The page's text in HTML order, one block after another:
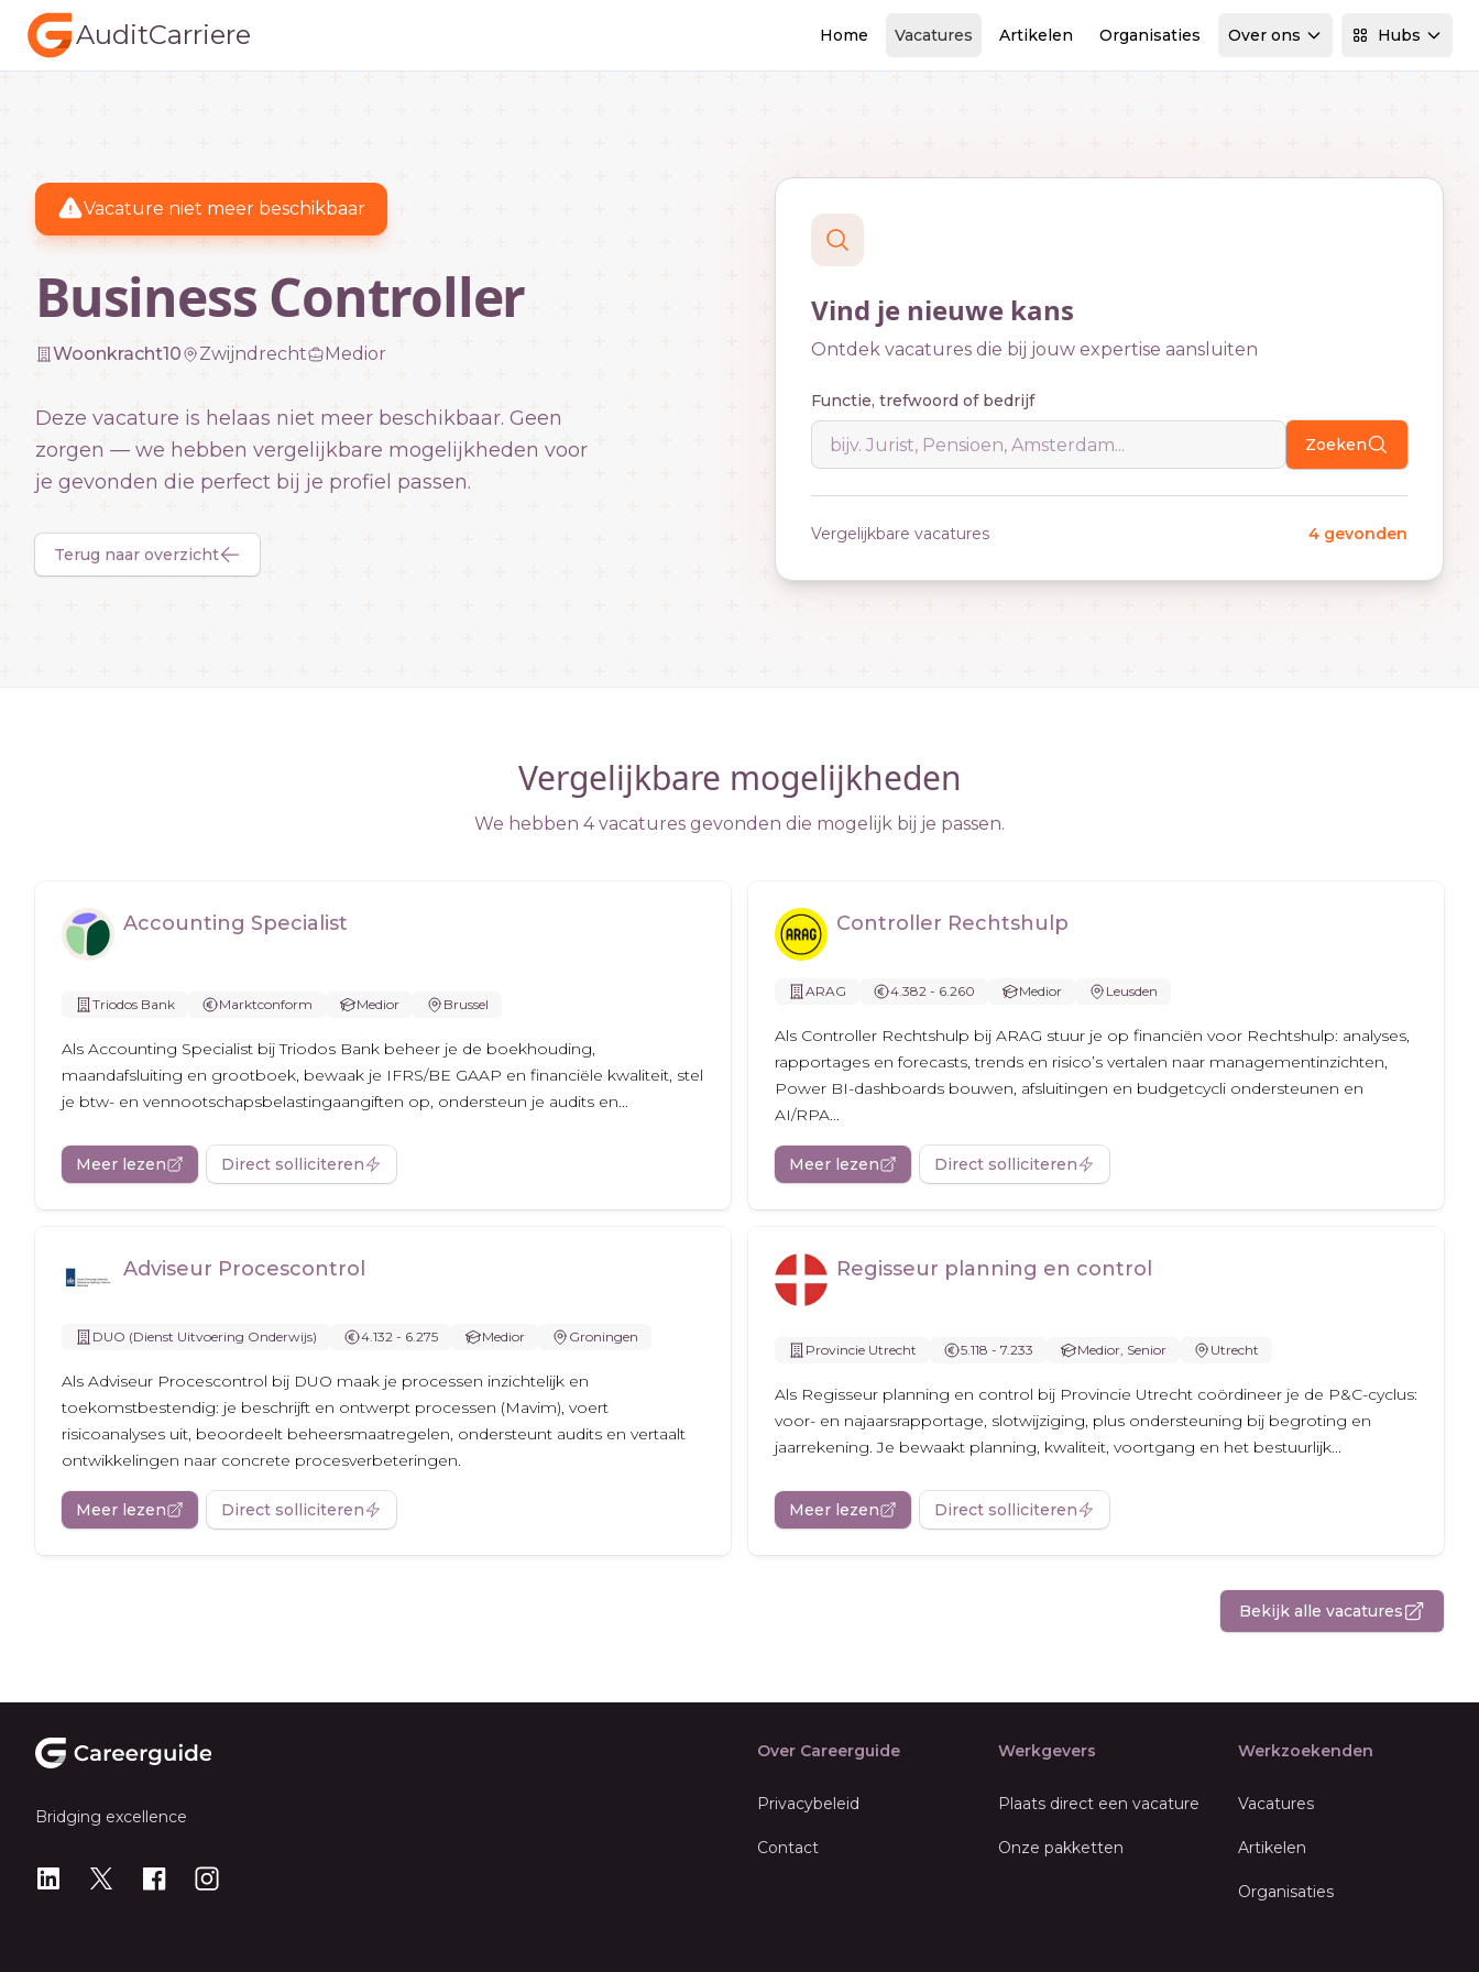
AuditCarriere Home Vacatures Artikelen Organisaties Over ons Hubs
Vacature niet meer beschikbaar
Business Controller
Woonkracht10 Zwijndrecht Medior
Deze vacature is helaas niet meer beschikbaar. Geen
zorgen — we hebben vergelijkbare mogelijkheden voor
je gevonden die perfect bij je profiel passen.
Terug naar overzicht
Vind je nieuwe kans
Ontdek vacatures die bij jouw expertise aansluiten
Functie, trefwoord of bedrijf
Zoeken
Vergelijkbare vacatures 4 gevonden
Vergelijkbare mogelijkheden
We hebben 4 vacatures gevonden die mogelijk bij je passen.
Accounting Specialist
Triodos Bank Marktconform Medior Brussel
Als Accounting Specialist bij Triodos Bank beheer je de boekhouding,
maandafsluiting en grootboek, bewaak je IFRS/BE GAAP en financiële kwaliteit, stel
je btw- en vennootschapsbelastingaangiften op, ondersteun je audits en...
Meer lezen Direct solliciteren
Controller Rechtshulp
ARAG 4.382 - 6.260 Medior Leusden
Als Controller Rechtshulp bij ARAG stuur je op financiën voor Rechtshulp: analyses,
rapportages en forecasts, trends en risico’s vertalen naar managementinzichten,
Power BI-dashboards bouwen, afsluitingen en budgetcycli ondersteunen en
AI/RPA...
Meer lezen Direct solliciteren
Adviseur Procescontrol
DUO (Dienst Uitvoering Onderwijs) 4.132 - 6.275 Medior Groningen
Als Adviseur Procescontrol bij DUO maak je processen inzichtelijk en
toekomstbestendig: je beschrijft en ontwerpt processen (Mavim), voert
risicoanalyses uit, beoordeelt beheersmaatregelen, ondersteunt audits en vertaalt
ontwikkelingen naar concrete procesverbeteringen.
Meer lezen Direct solliciteren
Regisseur planning en control
Provincie Utrecht 5.118 - 7.233 Medior, Senior Utrecht
Als Regisseur planning en control bij Provincie Utrecht coördineer je de P&C-cyclus:
voor- en najaarsrapportage, slotwijziging, plus ondersteuning bij begroting en
jaarrekening. Je bewaakt planning, kwaliteit, voortgang en het bestuurlijk...
Meer lezen Direct solliciteren
Bekijk alle vacatures
Bridging excellence
LinkedIn
X Instagram
Over Careerguide
Privacybeleid
Contact
Werkgevers
Plaats direct een vacature
Onze pakketten
Werkzoekenden
Vacatures
Artikelen
Organisaties